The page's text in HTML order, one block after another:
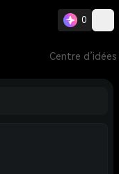
0
Centre d’idées